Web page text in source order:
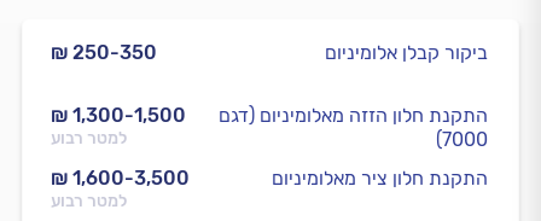
₪ 250-350 ביקור קבלן אלומיניום
₪ 1,300-1,500
למטר רבוע
התקנת חלון הזזה מאלומיניום (דגם
7000)
₪ 1,600-3,500
למטר רבוע
התקנת חלון ציר מאלומיניום